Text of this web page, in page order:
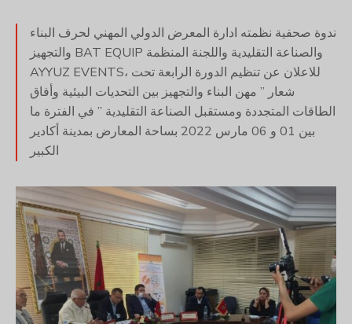
ندوة صحفية نظمته ادارة المعرض الدولي المهني لحرف البناء
والتجهيز BAT EQUIP والصناعة التقليدية واللجنة المنظمة
AYYUZ EVENTS، للاعلان عن تنظيم الدورة الرابعة تحت
شعار ” مهن البناء والتجهيز بين التحديات البيئية وأفاق
الطاقات المتجددة ومستقبل الصناعة التقليدية ” في الفترة ما
بين 01 و 06 مارس 2022 بساحة المعارض بمدينة أكادير
الكبير